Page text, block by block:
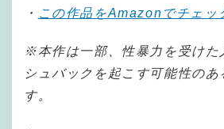
・ この作品をAmazonでチェッ
※本作は一部、性暴力を受けた
シュバックを起こす可能性のあ
す。